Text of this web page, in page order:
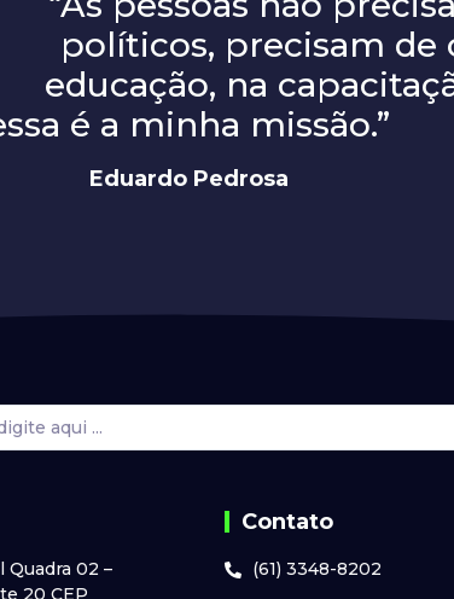
políticos, precisam de
educação, na
é a minha missão.”
Eduardo Pedrosa
Quadra 02 –
20 CEP
Contato
(61) 3348-8202